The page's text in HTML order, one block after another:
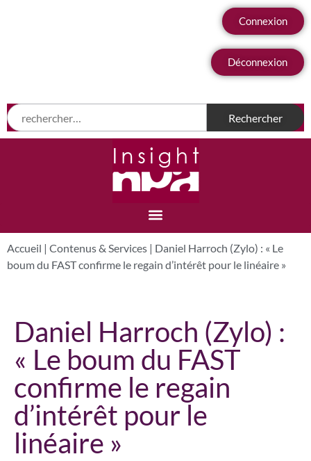
Connexion
Déconnexion
Accueil | Contenus & Services | Daniel Harroch (Zylo) : « Le
boum du FAST confirme le regain d’intérêt pour le linéaire »
Daniel Harroch (Zylo) :
« Le boum du FAST
confirme le regain
d’intérêt pour le
linéaire »